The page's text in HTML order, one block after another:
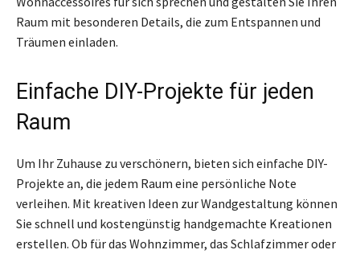
Raum mit besonderen Details, die zum Entspannen und
Träumen einladen.
Einfache DIY-Projekte für jeden
Raum
Um Ihr Zuhause zu verschönern, bieten sich einfache DIY-
Projekte an, die jedem Raum eine persönliche Note
verleihen. Mit kreativen Ideen zur Wandgestaltung können
Sie schnell und kostengünstig handgemachte Kreationen
erstellen. Ob für das Wohnzimmer, das Schlafzimmer oder